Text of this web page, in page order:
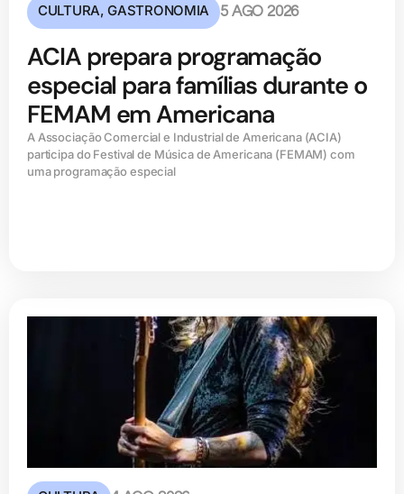
CULTURA,GASTRONOMIA 5 AGO 2026
ACIA prepara programação
especial para famílias durante o
FEMAM em Americana
A Associação Comercial e Industrial de Americana (ACIA)
participa do Festival de Música de Americana (FEMAM) com
uma programação especial